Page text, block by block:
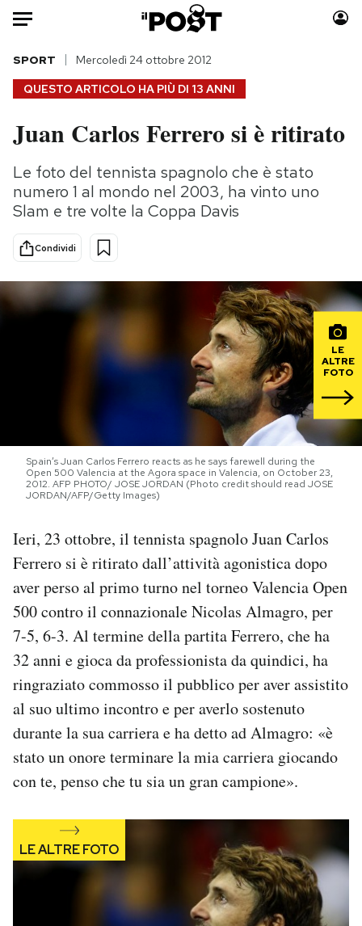
Auto
HOME
Italia
Politica
Tecnologia
Scienza
Economia
Moda
Consumismi
Storie/Idee
Altrecose
Mondiali calcio 2026
NEWSLETTER
I MIEI PREFERITI
CALENDARIO
AREA PERSONALE
Area Personale
Newsletter
Notifiche mobile
Regala il Post
Hai bisogno di aiuto?
QUESTO ARTICOLO HA PIÙ DI 13 ANNI
SPORT Mercoledì 24 ottobre 2012
Juan Carlos Ferrero si è ritirato
Le foto del tennista spagnolo che è stato
numero 1 al mondo nel 2003, ha vinto uno
Slam e tre volte la Coppa Davis
Condividi
LE
ALTRE
FOTO
Spain’s Juan Carlos Ferrero reacts as he says farewell during the
Open 500 Valencia at the Agora space in Valencia, on October 23,
2012. AFP PHOTO/ JOSE JORDAN (Photo credit should read JOSE
JORDAN/AFP/Getty Images)
Ieri, 23 ottobre, il tennista spagnolo Juan Carlos
Ferrero si è ritirato dall’attività agonistica dopo
aver perso al primo turno nel torneo Valencia Open
500 contro il connazionale Nicolas Almagro, per
7-5, 6-3. Al termine della partita Ferrero, che ha
32 anni e gioca da professionista da quindici, ha
ringraziato commosso il pubblico per aver assistito
al suo ultimo incontro e per averlo sostenuto
durante la sua carriera e ha detto ad Almagro: «è
stato un onore terminare la mia carriera giocando
con te, penso che tu sia un gran campione».